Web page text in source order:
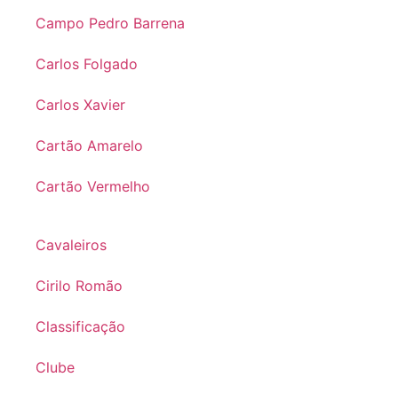
Campo Pedro Barrena
Carlos Folgado
Carlos Xavier
Cartão Amarelo
Cartão Vermelho
Cavaleiros
Cirilo Romão
Classificação
Clube